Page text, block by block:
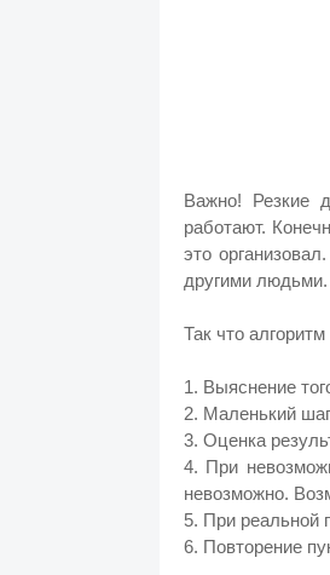
Важно! Резкие
работают.
это
другими людьми.
Так что
1. Выяснение
2. Маленький
3. Оценка
4. При
невозможно.
5. При реальной
6. Повторение